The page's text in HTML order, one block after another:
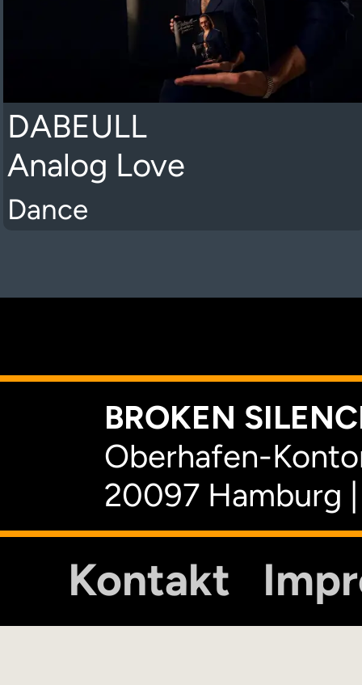
DABEULL
Analog Love
Dance
BROKEN
Oberhafen-
20097 Hamburg
Kontakt